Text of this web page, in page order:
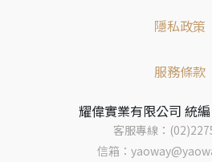
隱私政策
服務條款
耀偉實業有限公司 統
客服專線：
信箱：